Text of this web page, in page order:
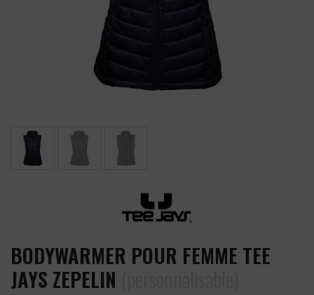
BODYWARMER POUR FEMME TEE
JAYS ZEPELIN